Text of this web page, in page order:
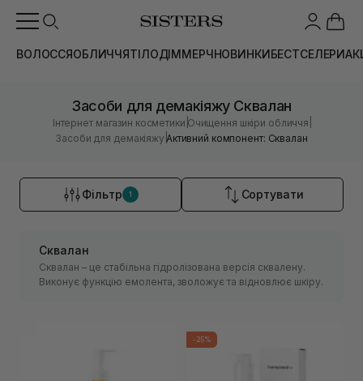
ВОЛОССЯОБЛИЧЧЯТІЛОДІММЕРЧНОВИНКИБЕСТСЕЛЕРИ
Засоби для демакіяжу Сквалан
Інтернет магазин косметики |Очищення шкіри обличчя
Засоби для демакіяжу |Активний компонент: Сквалан
Фільтр 1 Сортувати
Сквалан
Сквалан – це стабільна гідролізована версія сквалену.
Виконує функцію емолента, зволожує та відновлює шкіру.
-25%